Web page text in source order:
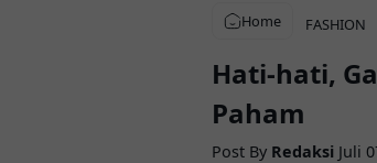
Home FASHION
Hati-hati,
Paham
Post By Redaksi Juli